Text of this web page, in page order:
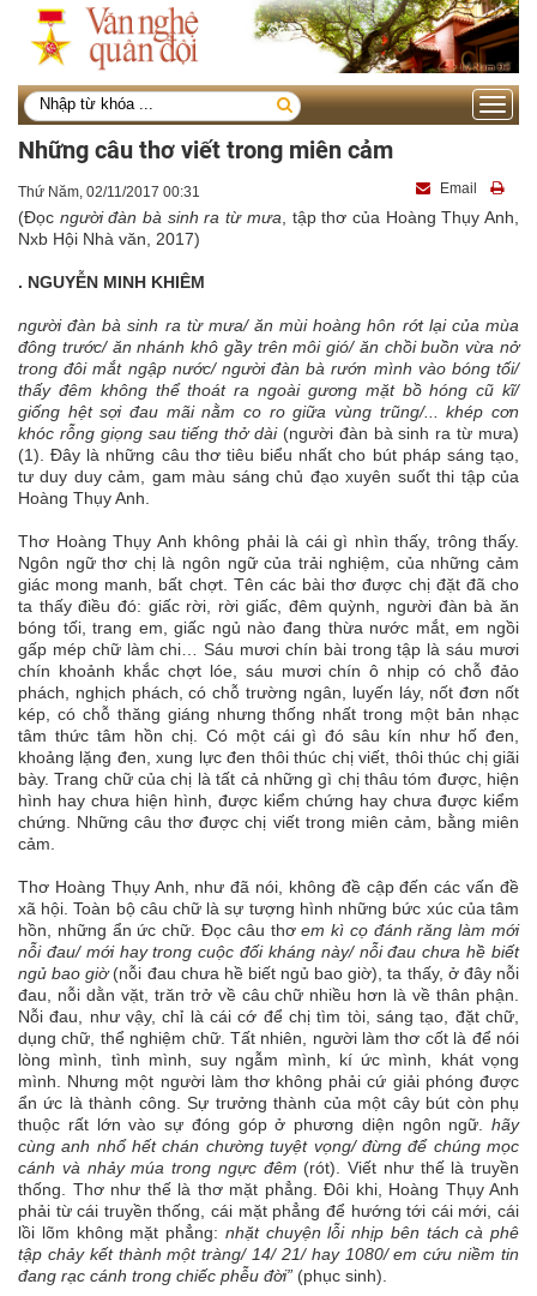
Toggle
Những câu thơ viết trong miên cảm
Thứ Năm, 02/11/2017 00:31 Email
(Đọc người đàn bà sinh ra từ mưa, tập thơ của Hoàng Thụy Anh,
Nxb Hội Nhà văn, 2017)
. NGUYỄN MINH KHIÊM
người đàn bà sinh ra từ mưa/ ăn mùi hoàng hôn rớt lại của mùa
đông trước/ ăn nhánh khô gầy trên môi gió/ ăn chồi buồn vừa nở
trong đôi mắt ngập nước/ người đàn bà rướn mình vào bóng tối/
thấy đêm không thể thoát ra ngoài gương mặt bồ hóng cũ kĩ/
giống hệt sợi đau mãi nằm co ro giữa vùng trũng/... khép cơn
khóc rỗng giọng sau tiếng thở dài(người đàn bà sinh ra từ mưa)
(1). Đây là những câu thơ tiêu biểu nhất cho bút pháp sáng tạo,
tư duy duy cảm, gam màu sáng chủ đạo xuyên suốt thi tập của
Hoàng Thụy Anh.
Thơ Hoàng Thụy Anh không phải là cái gì nhìn thấy, trông thấy.
Ngôn ngữ thơ chị là ngôn ngữ của trải nghiệm, của những cảm
giác mong manh, bất chợt. Tên các bài thơ được chị đặt đã cho
ta thấy điều đó: giấc rời, rời giấc, đêm quỳnh, người đàn bà ăn
bóng tối, trang em, giấc ngủ nào đang thừa nước mắt, em ngồi
gấp mép chữ làm chi… Sáu mươi chín bài trong tập là sáu mươi
chín khoảnh khắc chợt lóe, sáu mươi chín ô nhịp có chỗ đảo
phách, nghịch phách, có chỗ trường ngân, luyến láy, nốt đơn nốt
kép, có chỗ thăng giáng nhưng thống nhất trong một bản nhạc
tâm thức tâm hồn chị. Có một cái gì đó sâu kín như hố đen,
khoảng lặng đen, xung lực đen thôi thúc chị viết, thôi thúc chị giãi
bày. Trang chữ của chị là tất cả những gì chị thâu tóm được, hiện
hình hay chưa hiện hình, được kiểm chứng hay chưa được kiểm
chứng. Những câu thơ được chị viết trong miên cảm, bằng miên
cảm.
Thơ Hoàng Thụy Anh, như đã nói, không đề cập đến các vấn đề
xã hội. Toàn bộ câu chữ là sự tượng hình những bức xúc của tâm
hồn, những ẩn ức chữ. Đọc câu thơem kì cọ đánh răng làm mới
nỗi đau/ mới hay trong cuộc đối kháng này/ nỗi đau chưa hề biết
ngủ bao giờ(nỗi đau chưa hề biết ngủ bao giờ), ta thấy, ở đây nỗi
đau, nỗi dằn vặt, trăn trở về câu chữ nhiều hơn là về thân phận.
Nỗi đau, như vậy, chỉ là cái cớ để chị tìm tòi, sáng tạo, đặt chữ,
dụng chữ, thể nghiệm chữ. Tất nhiên, người làm thơ cốt là để nói
lòng mình, tình mình, suy ngẫm mình, kí ức mình, khát vọng
mình. Nhưng một người làm thơ không phải cứ giải phóng được
ẩn ức là thành công. Sự trưởng thành của một cây bút còn phụ
thuộc rất lớn vào sự đóng góp ở phương diện ngôn ngữ. hãy
cùng anh nhổ hết chán chường tuyệt vọng/ đừng để chúng mọc
cánh và nhảy múa trong ngực đêm (rót). Viết như thế là truyền
thống. Thơ như thế là thơ mặt phẳng. Đôi khi, Hoàng Thụy Anh
phải từ cái truyền thống, cái mặt phẳng để hướng tới cái mới, cái
lồi lõm không mặt phẳng: nhặt chuyện lỗi nhịp bên tách cà phê
tập chảy kết thành một tràng/ 14/ 21/ hay 1080/ em cứu niềm tin
đang rạc cánh trong chiếc phễu đời” (phục sinh).